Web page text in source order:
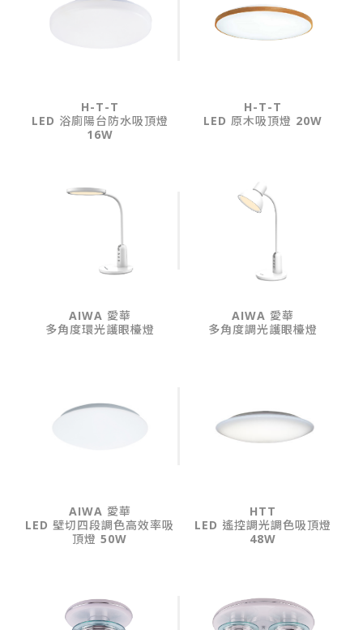
H-T-T
LED 浴廁陽台防水吸頂燈
16W
H-T-T
LED 原木吸頂燈 20W
AIWA 愛華
多角度環光護眼檯燈
AIWA 愛華
多角度調光護眼檯燈
AIWA 愛華
LED 壁切四段調色高效率吸
頂燈 50W
HTT
LED 遙控調光調色吸頂燈
48W